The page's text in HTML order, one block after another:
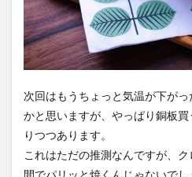
次回はもうちょっと気温が下が
かと思いますが、やっぱり銅板
りつつあります。
これはただの推測なんですが、
間でパリッと焼くんじゃないでし